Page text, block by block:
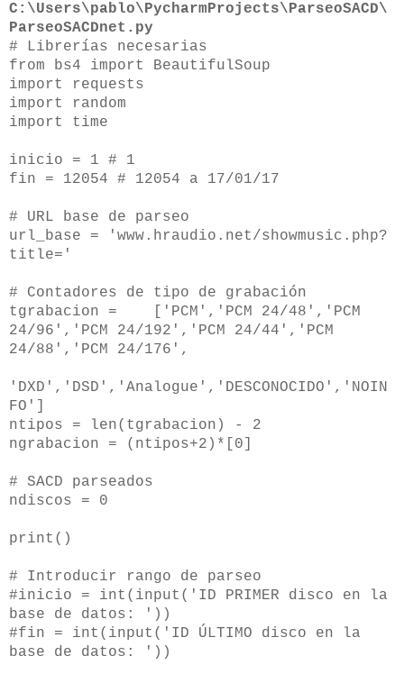
C:\Users\pablo\PycharmProjects\ParseoSACD\
ParseoSACDnet.py
# Librerías necesarias
from bs4 import BeautifulSoup
import requests
import random
import time
inicio = 1 # 1
fin = 12054 # 12054 a 17/01/17
# URL base de parseo
url_base = 'www.hraudio.net/showmusic.php?
title='
# Contadores de tipo de grabación
tgrabacion = ['PCM','PCM 24/48','PCM
24/96','PCM 24/192','PCM 24/44','PCM
24/88','PCM 24/176',
'DXD','DSD','Analogue','DESCONOCIDO','NOIN
FO']
ntipos = len(tgrabacion) - 2
ngrabacion = (ntipos+2)*[0]
# SACD parseados
ndiscos = 0
print()
# Introducir rango de parseo
#inicio = int(input('ID PRIMER disco en la
base de datos: '))
#fin = int(input('ID ÚLTIMO disco en la
base de datos: '))